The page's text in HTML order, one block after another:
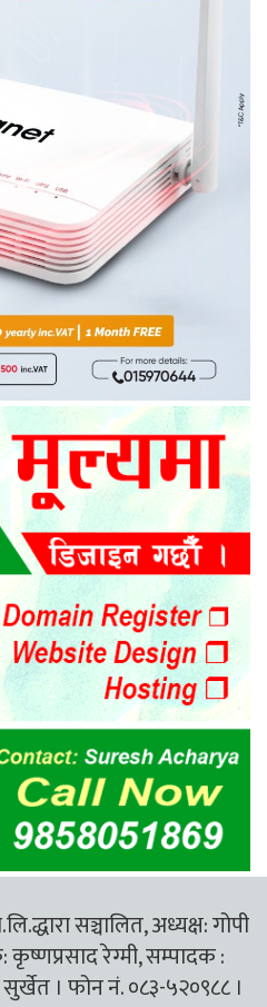
सञ्चालित, अध्यक्ष: गोपी
कृष्णप्रसाद रेग्मी, सम्पादक :
सुर्खेत । फोन नं. ०८३-५२०९८८ ।